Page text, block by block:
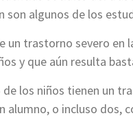
son algunos de los
un trastorno severo en
y que aún resulta
de los niños tienen un
alumno, o incluso dos,